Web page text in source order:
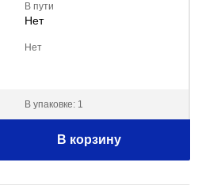
В пути
Нет
Нет
В упаковке: 1
В корзину